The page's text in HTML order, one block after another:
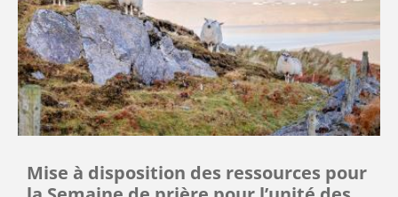
Mise à disposition des ressources pour